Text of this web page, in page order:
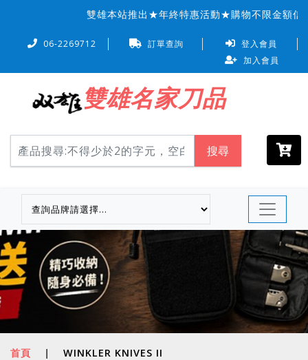
雙雄本站推出★年終特惠活動★購物不限金額
06-2269712 訂單查詢
登入會員
加入會員
雙雄名家刀品
搜尋
首頁 | WINKLER KNIVES II